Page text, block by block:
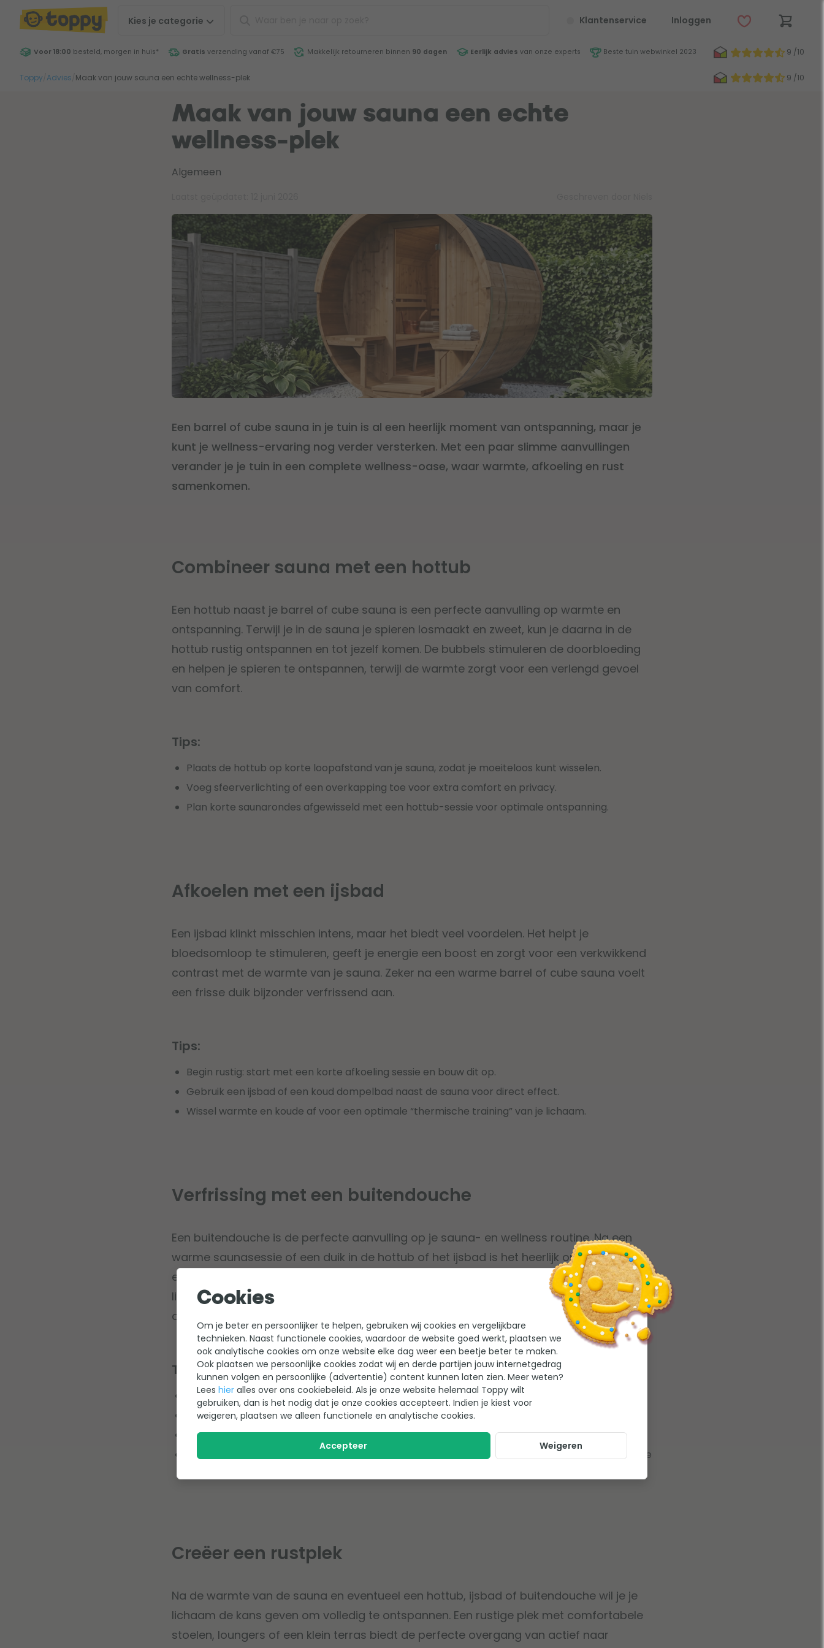
Kies je categorie Klantenservice Inloggen
Voor 18:00 besteld, morgen in huis* Gratis verzending vanaf €75 Makkelijk retourneren binnen 90 dagen Eerlijk advies van onze experts Beste tuin webwinkel 2023 9 /10
Toppy Advies Maak van jouw sauna een echte wellness-plek 9 /10
Maak van jouw sauna een echte
wellness-plek
Algemeen
Een barrel of cube sauna in je tuin is al een heerlijk moment van ontspanning, maar je
kunt je wellness-ervaring nog verder versterken. Met een paar slimme aanvullingen
verander je je tuin in een complete wellness-oase, waar warmte, afkoeling en rust
samenkomen.
Combineer sauna met een hottub
Een hottub naast je barrel of cube sauna is een perfecte aanvulling op warmte en
ontspanning. Terwijl je in de sauna je spieren losmaakt en zweet, kun je daarna in de
hottub rustig ontspannen en tot jezelf komen. De bubbels stimuleren de doorbloeding
en helpen je spieren te ontspannen, terwijl de warmte zorgt voor een verlengd gevoel
van comfort.
Tips:
Plaats de hottub op korte loopafstand van je sauna, zodat je moeiteloos kunt wisselen.
Voeg sfeerverlichting of een overkapping toe voor extra comfort en privacy.
Plan korte saunarondes afgewisseld met een hottub-sessie voor optimale ontspanning.
Afkoelen met een ijsbad
Een ijsbad klinkt misschien intens, maar het biedt veel voordelen. Het helpt je
bloedsomloop te stimuleren, geeft je energie een boost en zorgt voor een verkwikkend
contrast met de warmte van je sauna. Zeker na een warme barrel of cube sauna voelt
een frisse duik bijzonder verfrissend aan.
Tips:
Begin rustig: start met een korte afkoeling sessie en bouw dit op.
Gebruik een ijsbad of een koud dompelbad naast de sauna voor direct effect.
Wissel warmte en koude af voor een optimale “thermische training” van je lichaam.
Verfrissing met een buitendouche
Een buitendouche is de perfecte aanvulling op je sauna- en wellness routine. Na een
warme saunasessie of een duik in de hottub of het ijsbad is het heerlijk om jezelf onder
een frisse straal water te laten afkoelen. Een buitendouche helpt je
lichaamstemperatuur te reguleren en geeft een extra moment van verkwikkende
ontspanning.
Tips:
Kies een douche met zowel warm als koud water voor maximale flexibiliteit.
Plaats de douche op een plek met voldoende privacy
Voeg antisliptegels of een houten vlonder toe voor veiligheid en comfort.
Een regendouche of een straal met instelbare intensiteit kan je wellness-ervaring net dat beetje
Creëer een rustplek
Na de warmte van de sauna en eventueel een hottub, ijsbad of buitendouche wil je je
lichaam de kans geven om volledig te ontspannen. Een rustige plek met comfortabele
stoelen, loungers of een klein terras biedt de perfecte overgang van actief naar
Cookies
Om je beter en persoonlijker te helpen, gebruiken wij cookies en vergelijkbare
technieken. Naast functionele cookies, waardoor de website goed werkt, plaatsen we
ook analytische cookies om onze website elke dag weer een beetje beter te maken.
Ook plaatsen we persoonlijke cookies zodat wij en derde partijen jouw internetgedrag
kunnen volgen en persoonlijke (advertentie) content kunnen laten zien. Meer weten?
Lees hier alles over ons cookiebeleid. Als je onze website helemaal Toppy wilt
gebruiken, dan is het nodig dat je onze cookies accepteert. Indien je kiest voor
weigeren, plaatsen we alleen functionele en analytische cookies.
Accepteer Weigeren